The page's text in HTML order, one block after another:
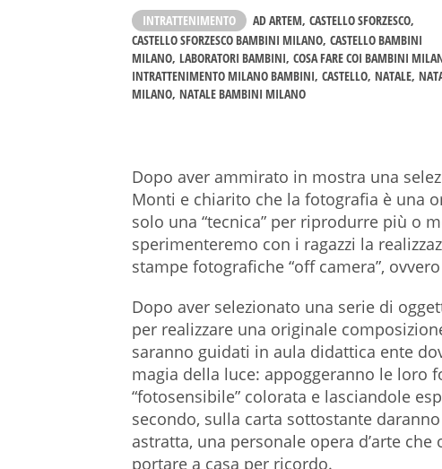
INTRATTENIMENTO AD ARTEM CASTELLO SFORZESCO
CASTELLO SFORZESCO BAMBINI MILANO CASTELLO BAMBINI
MILANO LABORATORI BAMBINI COSA FARE COI BAMBINI
INTRATTENIMENTO MILANO BAMBINI CASTELLO NATALE
MILANO NATALE BAMBINI MILANO
Dopo aver ammirato in mostra una
Monti e chiarito che la fotografia è una
solo una “tecnica” per riprodurre più o
sperimenteremo con i ragazzi la
stampe fotografiche “off camera”,
Dopo aver selezionato una serie di
per realizzare una originale
saranno guidati in aula didattica ente
magia della luce: appoggeranno le loro
“fotosensibile” colorata e lasciandole
secondo, sulla carta sottostante
astratta, una personale opera d’arte
portare a casa per ricordo.